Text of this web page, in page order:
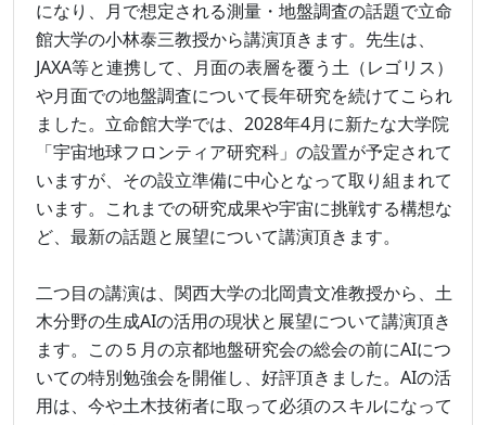
になり、月で想定される測量・地盤調査の話題で立命
館大学の小林泰三教授から講演頂きます。先生は、
JAXA等と連携して、月面の表層を覆う土（レゴリス）
や月面での地盤調査について長年研究を続けてこられ
ました。立命館大学では、2028年4月に新たな大学院
「宇宙地球フロンティア研究科」の設置が予定されて
いますが、その設立準備に中心となって取り組まれて
います。これまでの研究成果や宇宙に挑戦する構想な
ど、最新の話題と展望について講演頂きます。
二つ目の講演は、関西大学の北岡貴文准教授から、土
木分野の生成AIの活用の現状と展望について講演頂き
ます。この５月の京都地盤研究会の総会の前にAIにつ
いての特別勉強会を開催し、好評頂きました。AIの活
用は、今や土木技術者に取って必須のスキルになって